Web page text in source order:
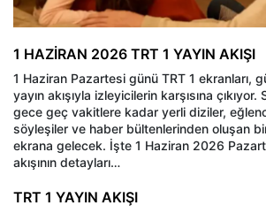
1 HAZİRAN 2026 TRT 1 YAYIN AKIŞI
1 Haziran Pazartesi günü TRT 1 ekranları,
yayın akışıyla izleyicilerin karşısına
gece geç vakitlere kadar yerli diziler,
söyleşiler ve haber bültenlerinden oluşan
ekrana gelecek. İşte 1 Haziran 2026
akışının detayları…
TRT 1 YAYIN AKIŞI